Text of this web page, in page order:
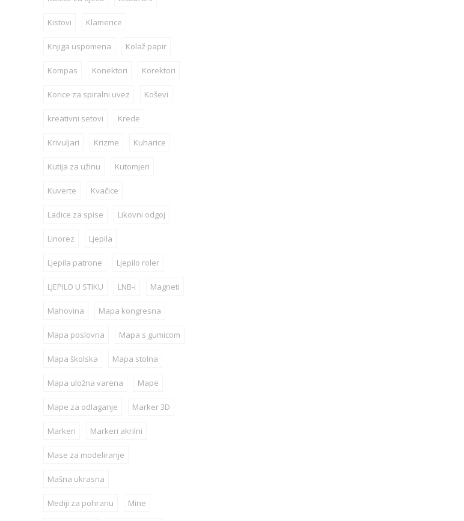
Kistovi Klamerice
Knjiga uspomena Kolaž papir
Kompas Konektori Korektori
Korice za spiralni uvez Koševi
kreativni setovi Krede
Krivuljari Krizme Kuharice
Kutija za užinu Kutomjeri
Kuverte Kvačice
Ladice za spise Likovni odgoj
Linorez Ljepila
Ljepila patrone Ljepilo roler
LJEPILO U STIKU LNB-i Magneti
Mahovina Mapa kongresna
Mapa poslovna Mapa s gumicom
Mapa školska Mapa stolna
Mapa uložna varena Mape
Mape za odlaganje Marker 3D
Markeri Markeri akrilni
Mase za modeliranje
Mašna ukrasna
Mediji za pohranu Mine